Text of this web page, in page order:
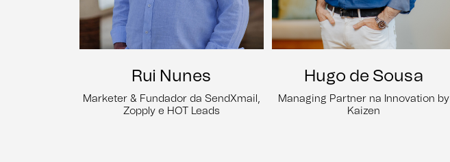
Rui Nunes
Marketer & Fundador da SendXmail,
Zopply e HOT Leads
Hugo de Sousa
Managing Partner na Innovation by
Kaizen